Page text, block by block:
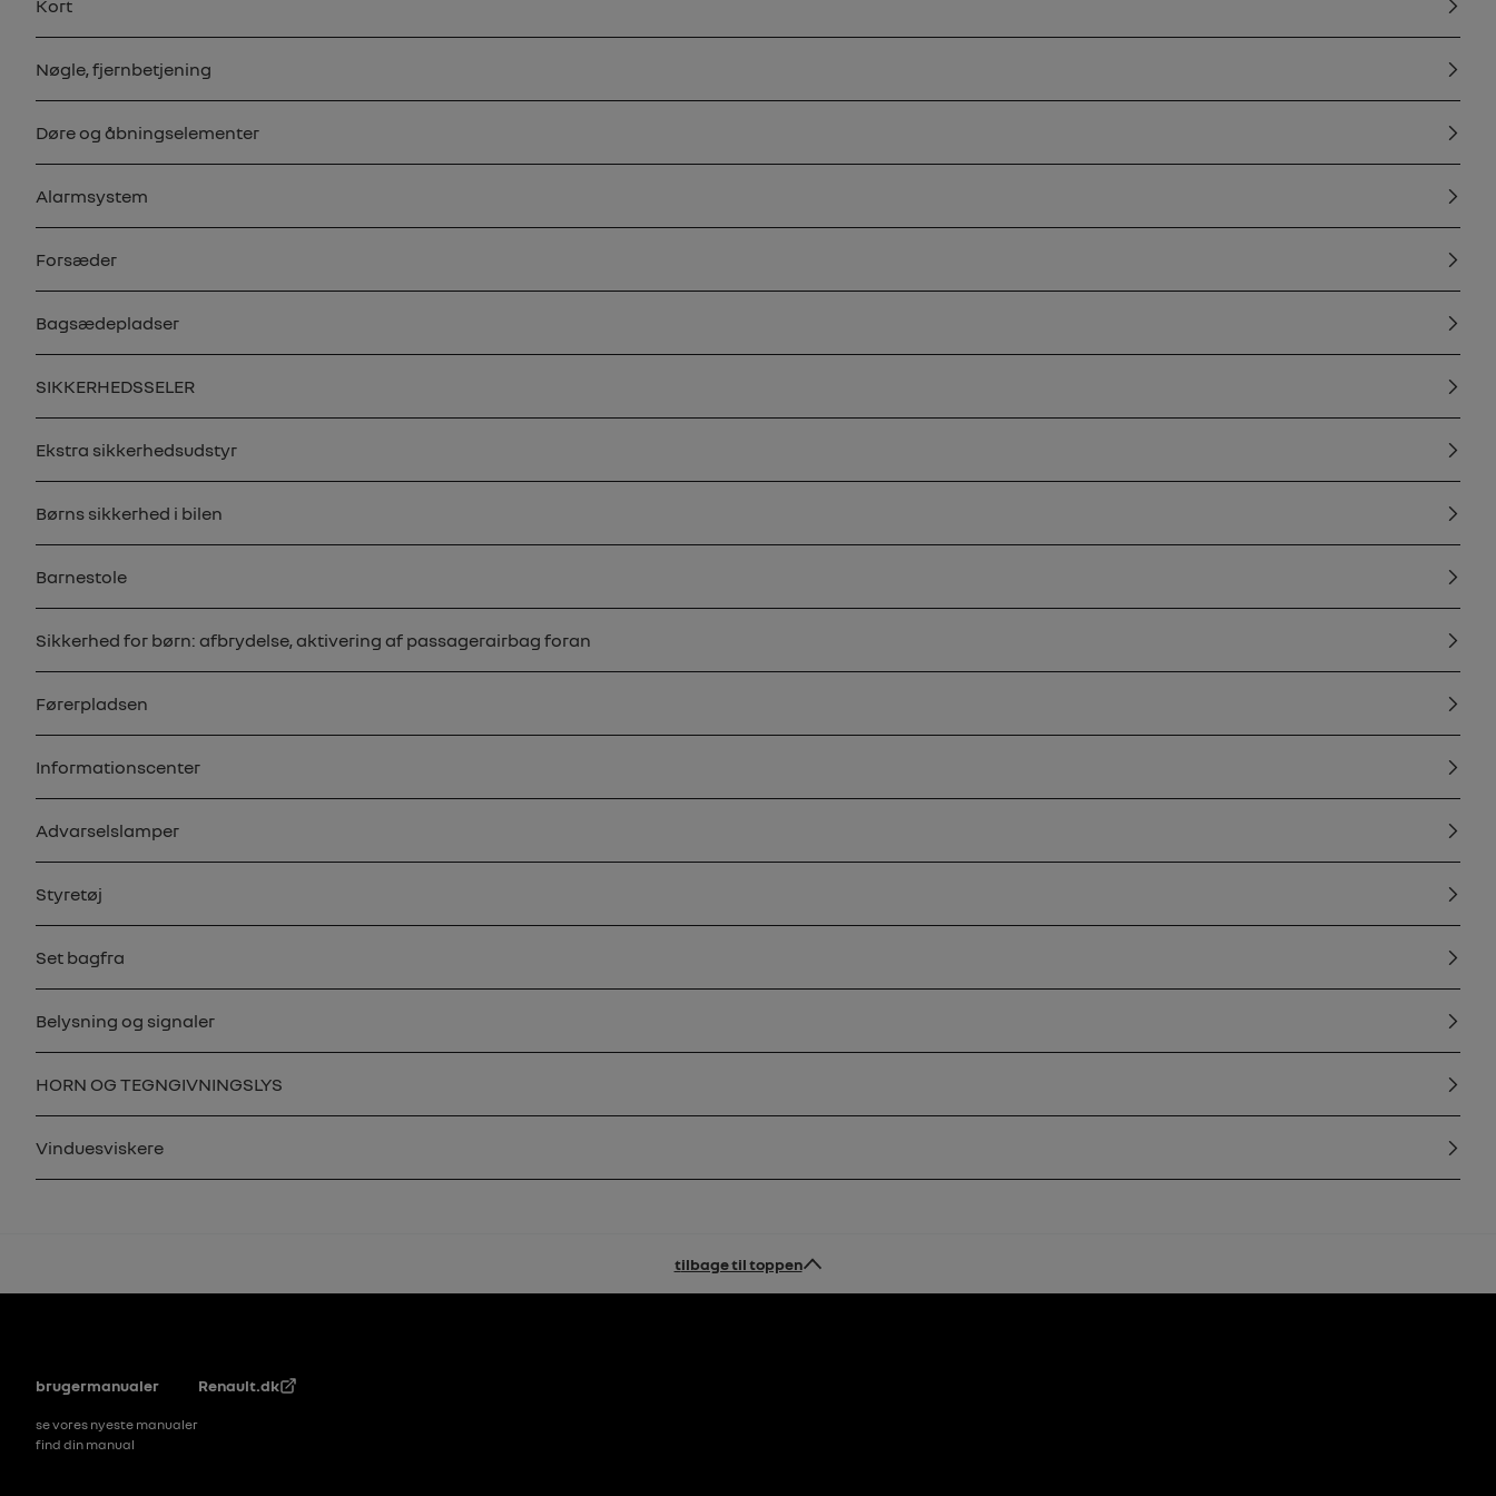
Kort
Nøgle, fjernbetjening
Døre og åbningselementer
Alarmsystem
Forsæder
Bagsædepladser
SIKKERHEDSSELER
Ekstra sikkerhedsudstyr
Børns sikkerhed i bilen
Barnestole
Sikkerhed for børn: afbrydelse, aktivering af passagerairbag foran
Førerpladsen
Informationscenter
Advarselslamper
Styretøj
Set bagfra
Belysning og signaler
HORN OG TEGNGIVNINGSLYS
Vinduesviskere
tilbage til toppen
Sidefod
brugermanualer
se vores nyeste manualer
find din manual
Renault.dk